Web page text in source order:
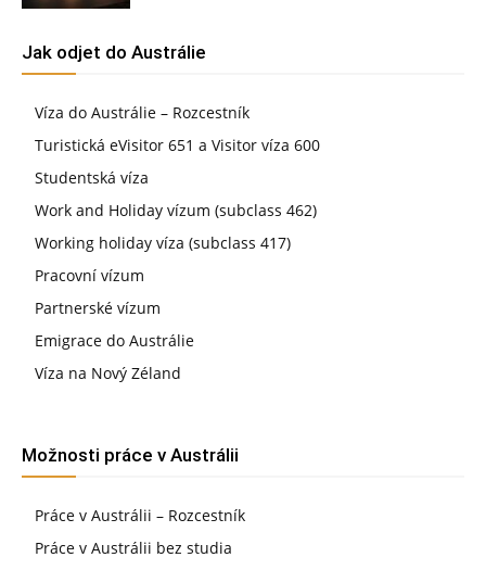
Jak odjet do Austrálie
Víza do Austrálie – Rozcestník
Turistická eVisitor 651 a Visitor víza 600
Studentská víza
Work and Holiday vízum (subclass 462)
Working holiday víza (subclass 417)
Pracovní vízum
Partnerské vízum
Emigrace do Austrálie
Víza na Nový Zéland
Možnosti práce v Austrálii
Práce v Austrálii – Rozcestník
Práce v Austrálii bez studia